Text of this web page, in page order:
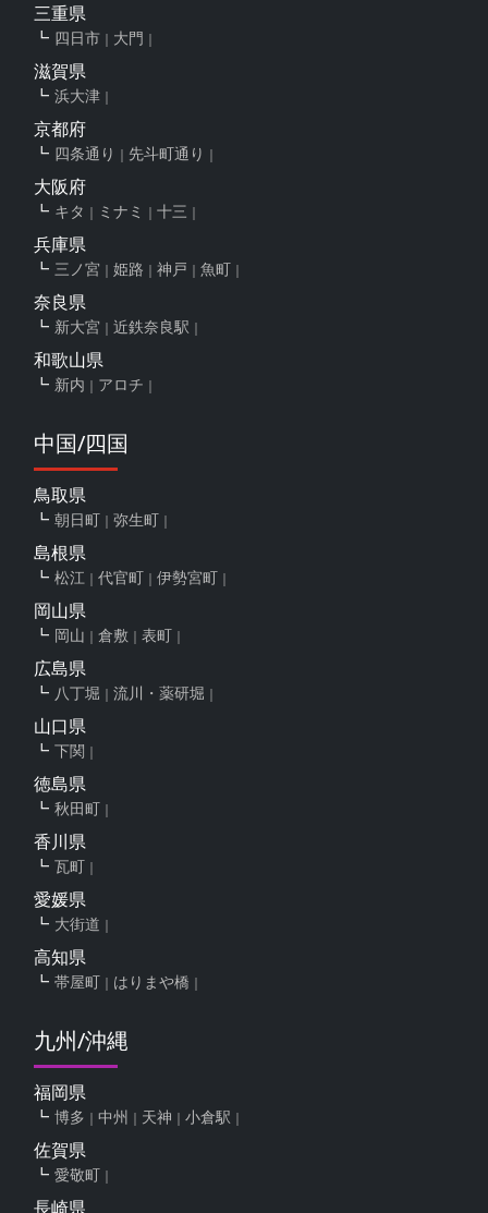
三重県
四日市 大門
滋賀県
浜大津
京都府
四条通り 先斗町通り
大阪府
キタ ミナミ 十三
兵庫県
三ノ宮 姫路 神戸 魚町
奈良県
新大宮 近鉄奈良駅
和歌山県
新内 アロチ
中国/四国
鳥取県
朝日町 弥生町
島根県
松江 代官町 伊勢宮町
岡山県
岡山 倉敷 表町
広島県
八丁堀 流川・薬研堀
山口県
下関
徳島県
秋田町
香川県
瓦町
愛媛県
大街道
高知県
帯屋町 はりまや橋
九州/沖縄
福岡県
博多 中州 天神 小倉駅
佐賀県
愛敬町
長崎県